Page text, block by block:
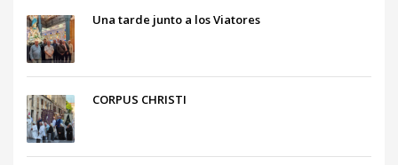
Una tarde junto a los Viatores
CORPUS CHRISTI